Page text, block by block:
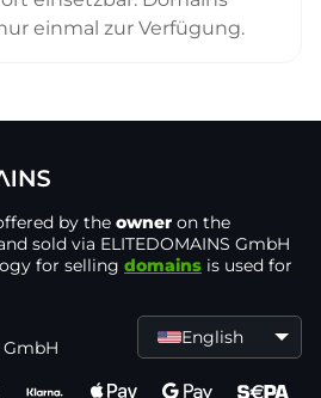
einmal zur Verfügung.
by the owner on the
sold via ELITEDOMAINS GmbH
for selling domains is used for
GmbH
English